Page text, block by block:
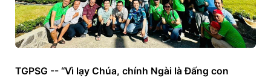
TGPSG -- “Vì lạy Chúa, chính Ngài là Ðấng con